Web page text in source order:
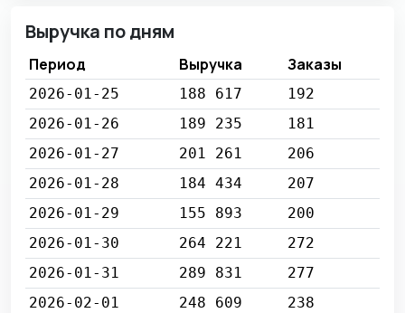
Выручка по дням
Период Выручка Заказы
2026-01-25 188 617
192
2026-01-26
189 235
181
2026-01-27
201 261
206
2026-01-28
184 434
207
2026-01-29
155 893
200
2026-01-30
264 221
272
2026-01-31
289 831
277
2026-02-01
248 609
238